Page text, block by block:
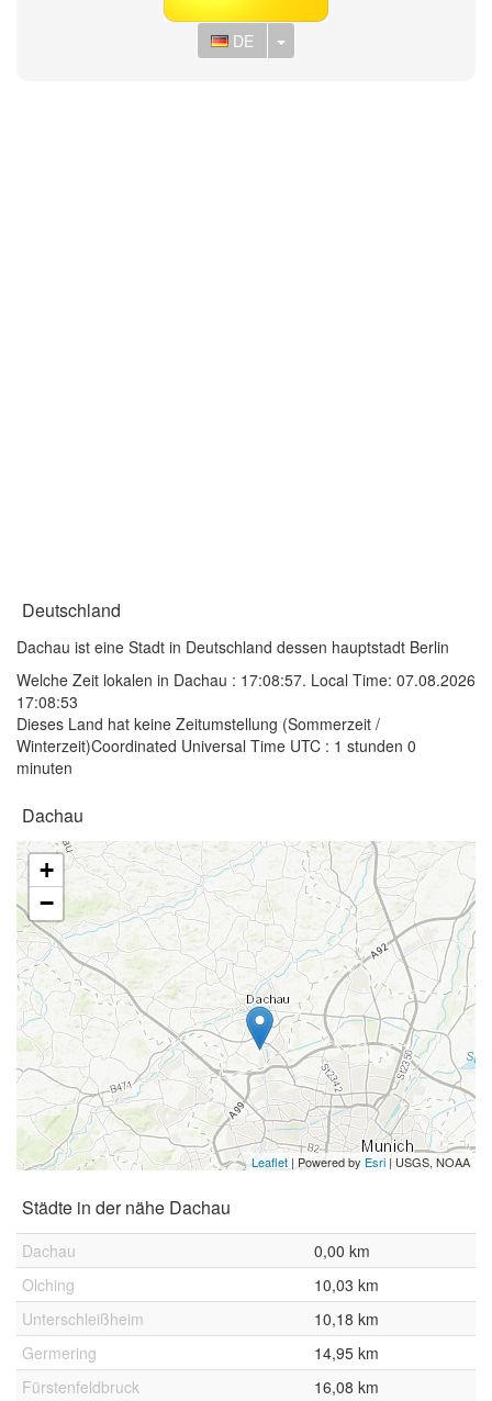
DE Toggle Dropdown
Deutschland
Dachau ist eine Stadt in Deutschland dessen hauptstadt Berlin
Welche Zeit lokalen in Dachau : 17:08:57. Local Time: 07.08.2026
17:08:53
Dieses Land hat keine Zeitumstellung (Sommerzeit /
Winterzeit)Coordinated Universal Time UTC : 1 stunden 0
minuten
Dachau
+
−
Leaflet | Powered by Esri | USGS, NOAA
Städte in der nähe Dachau
Dachau
0,00 km
Olching
10,03 km
Unterschleißheim
10,18 km
Germering
14,95 km
Fürstenfeldbruck
16,08 km